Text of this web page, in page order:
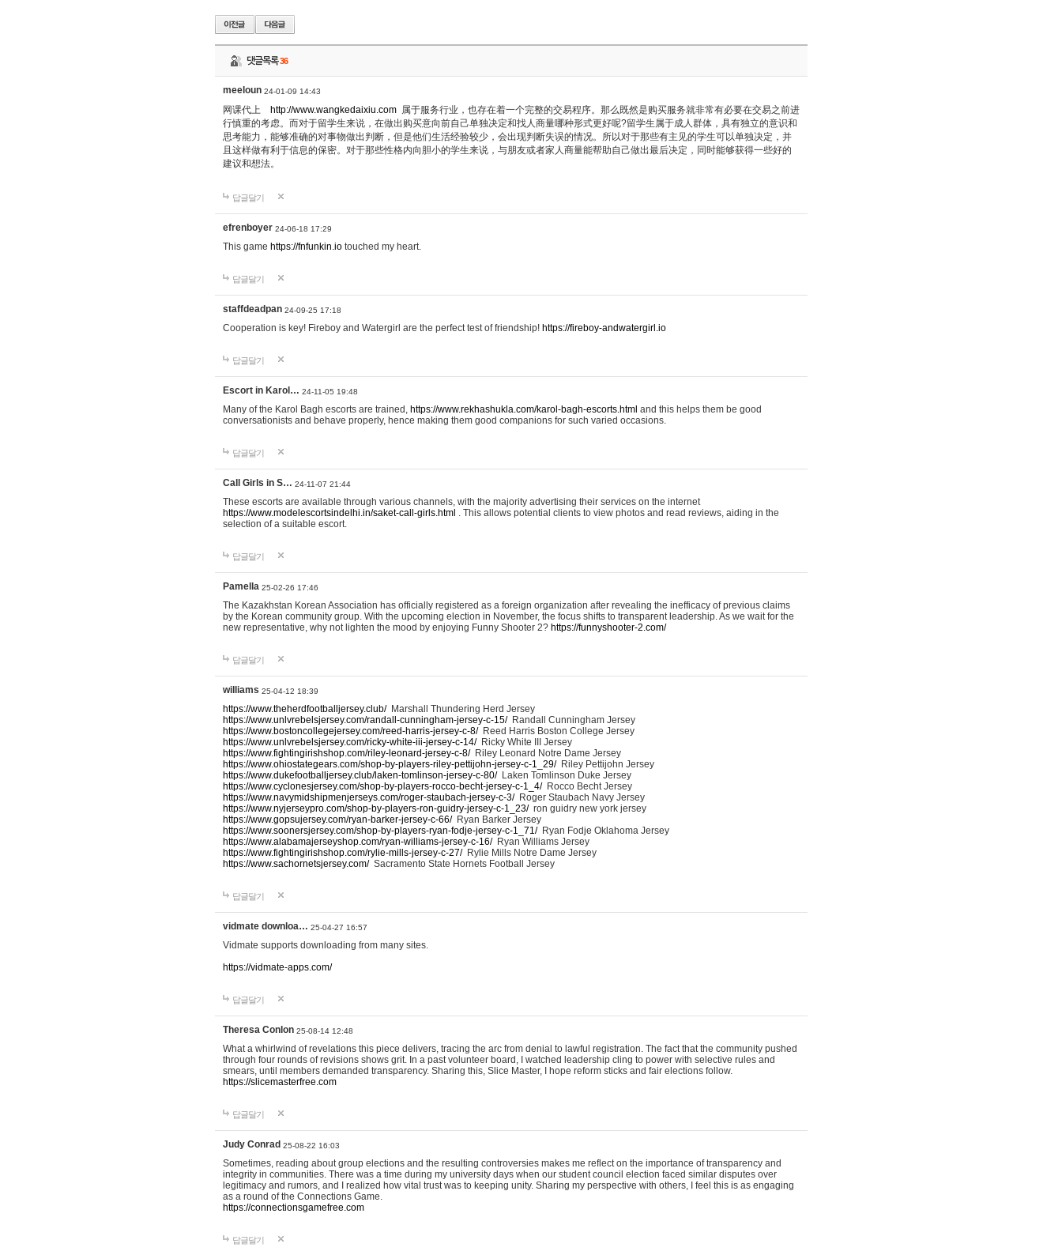
댓글목록36
meeloun 24-01-09 14:43
网课代上 http://www.wangkedaixiu.com 属于服务行业，也存在着一个完整的交易程序。那么既然是购买服务就非常有必要在交易之前进
行慎重的考虑。而对于留学生来说，在做出购买意向前自己单独决定和找人商量哪种形式更好呢?留学生属于成人群体，具有独立的意识和
思考能力，能够准确的对事物做出判断，但是他们生活经验较少，会出现判断失误的情况。所以对于那些有主见的学生可以单独决定，并
且这样做有利于信息的保密。对于那些性格内向胆小的学生来说，与朋友或者家人商量能帮助自己做出最后决定，同时能够获得一些好的
建议和想法。
답글달기
efrenboyer 24-06-18 17:29
This game https://fnfunkin.io touched my heart.
답글달기
staffdeadpan 24-09-25 17:18
Cooperation is key! Fireboy and Watergirl are the perfect test of friendship! https://fireboy-andwatergirl.io
답글달기
Escort in Karol… 24-11-05 19:48
Many of the Karol Bagh escorts are trained, https://www.rekhashukla.com/karol-bagh-escorts.html and this helps them be good
conversationists and behave properly, hence making them good companions for such varied occasions.
답글달기
Call Girls in S… 24-11-07 21:44
These escorts are available through various channels, with the majority advertising their services on the internet
https://www.modelescortsindelhi.in/saket-call-girls.html . This allows potential clients to view photos and read reviews, aiding in the
selection of a suitable escort.
답글달기
Pamella 25-02-26 17:46
The Kazakhstan Korean Association has officially registered as a foreign organization after revealing the inefficacy of previous claims
by the Korean community group. With the upcoming election in November, the focus shifts to transparent leadership. As we wait for the
new representative, why not lighten the mood by enjoying Funny Shooter 2? https://funnyshooter-2.com/
답글달기
williams 25-04-12 18:39
https://www.theherdfootballjersey.club/Marshall Thundering Herd Jersey
https://www.unlvrebelsjersey.com/randall-cunningham-jersey-c-15/Randall Cunningham Jersey
https://www.bostoncollegejersey.com/reed-harris-jersey-c-8/Reed Harris Boston College Jersey
https://www.unlvrebelsjersey.com/ricky-white-iii-jersey-c-14/Ricky White III Jersey
https://www.fightingirishshop.com/riley-leonard-jersey-c-8/Riley Leonard Notre Dame Jersey
https://www.ohiostategears.com/shop-by-players-riley-pettijohn-jersey-c-1_29/Riley Pettijohn Jersey
https://www.dukefootballjersey.club/laken-tomlinson-jersey-c-80/Laken Tomlinson Duke Jersey
https://www.cyclonesjersey.com/shop-by-players-rocco-becht-jersey-c-1_4/Rocco Becht Jersey
https://www.navymidshipmenjerseys.com/roger-staubach-jersey-c-3/Roger Staubach Navy Jersey
https://www.nyjerseypro.com/shop-by-players-ron-guidry-jersey-c-1_23/ron guidry new york jersey
https://www.gopsujersey.com/ryan-barker-jersey-c-66/Ryan Barker Jersey
https://www.soonersjersey.com/shop-by-players-ryan-fodje-jersey-c-1_71/Ryan Fodje Oklahoma Jersey
https://www.alabamajerseyshop.com/ryan-williams-jersey-c-16/Ryan Williams Jersey
https://www.fightingirishshop.com/rylie-mills-jersey-c-27/Rylie Mills Notre Dame Jersey
https://www.sachornetsjersey.com/Sacramento State Hornets Football Jersey
답글달기
vidmate downloa… 25-04-27 16:57
Vidmate supports downloading from many sites.
https://vidmate-apps.com/
답글달기
Theresa Conlon 25-08-14 12:48
What a whirlwind of revelations this piece delivers, tracing the arc from denial to lawful registration. The fact that the community pushed
through four rounds of revisions shows grit. In a past volunteer board, I watched leadership cling to power with selective rules and
smears, until members demanded transparency. Sharing this, Slice Master, I hope reform sticks and fair elections follow.
https://slicemasterfree.com
답글달기
Judy Conrad 25-08-22 16:03
Sometimes, reading about group elections and the resulting controversies makes me reflect on the importance of transparency and
integrity in communities. There was a time during my university days when our student council election faced similar disputes over
legitimacy and rumors, and I realized how vital trust was to keeping unity. Sharing my perspective with others, I feel this is as engaging
as a round of the Connections Game.
https://connectionsgamefree.com
답글달기